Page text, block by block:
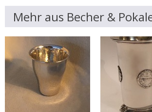
Mehr aus Becher &